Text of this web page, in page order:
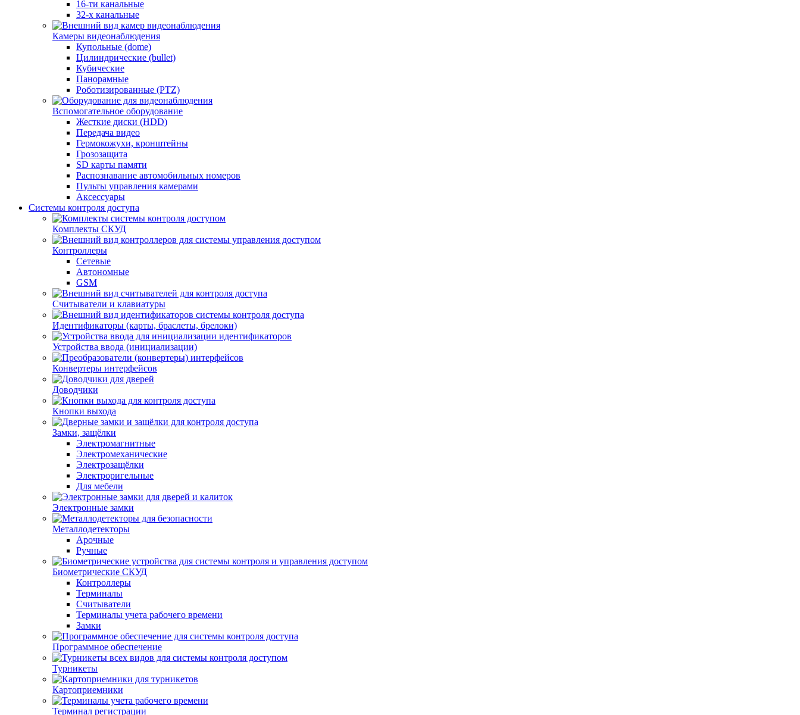
16-ти канальные
32-х канальные
Камеры видеонаблюдения
Купольные (dome)
Цилиндрические (bullet)
Кубические
Панорамные
Роботизированные (PTZ)
Вспомогательное оборудование
Жесткие диски (HDD)
Передача видео
Гермокожухи, кронштейны
Грозозащита
SD карты памяти
Распознавание автомобильных номеров
Пульты управления камерами
Аксессуары
Системы контроля доступа
Комплекты СКУД
Контроллеры
Сетевые
Автономные
GSM
Считыватели и клавиатуры
Идентификаторы (карты, браслеты, брелоки)
Устройства ввода (инициализации)
Конвертеры интерфейсов
Доводчики
Кнопки выхода
Замки, защёлки
Электромагнитные
Электромеханические
Электрозащёлки
Электроригельные
Для мебели
Электронные замки
Металлодетекторы
Арочные
Ручные
Биометрические СКУД
Контроллеры
Терминалы
Считыватели
Терминалы учета рабочего времени
Замки
Программное обеспечение
Турникеты
Картоприемники
Терминал регистрации